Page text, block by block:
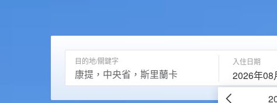
目的地/關鍵字 入住日期
2026年08